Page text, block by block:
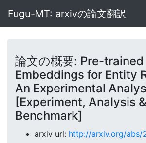
Fugu-MT: arxivの論文翻訳
論文の概要: Pre-trained
Embeddings for Entity
An Experimental
[Experiment, Analysis &
Benchmark]
arxiv url: http://arxiv.org/abs/